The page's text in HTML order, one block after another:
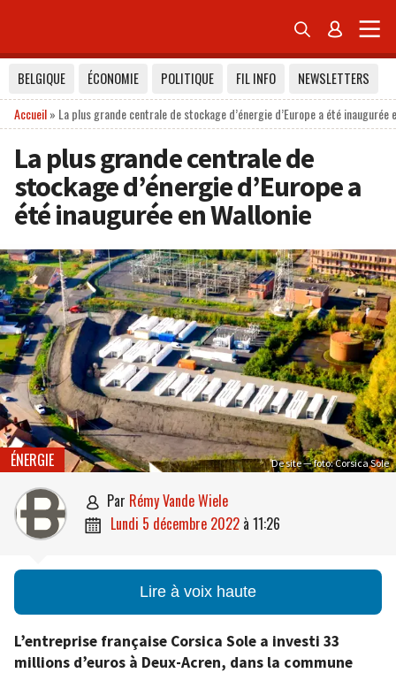
 
BELGIQUE ÉCONOMIE POLITIQUE FIL INFO
NEWSLETTERS
Accueil» La plus grande centrale de stockage d’énergie d’Europe a été inaugurée
La plus grande centrale de
stockage d’énergie d’Europe a
été inaugurée en Wallonie
De site — foto: Corsica Sole
ÉNERGIE
 par Rémy Vande Wiele
 lundi 5 décembre 2022 à 11:26
Lire à voix haute
L’entreprise française Corsica Sole a investi 33
millions d’euros à Deux-Acren, dans la commune